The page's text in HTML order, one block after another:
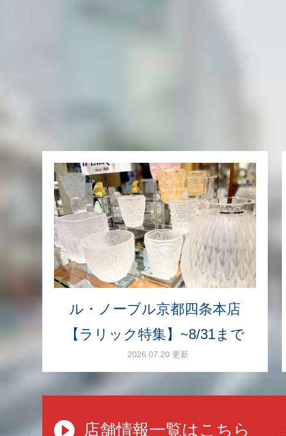
ル・ノーブル京都四条本店
【ラリック特集】~8/31まで
2026.07.20 更新
店舗情報一覧はこちら